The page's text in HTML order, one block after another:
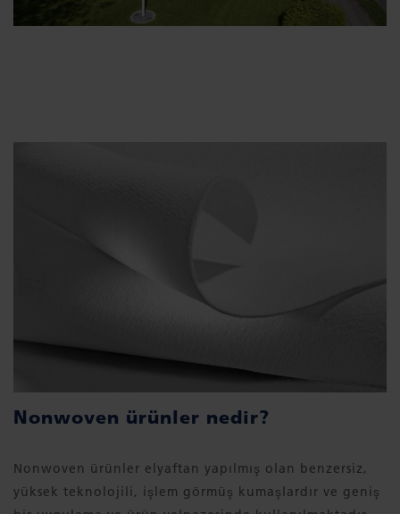
Nonwoven ürünler nedir?
Nonwoven ürünler elyaftan yapılmış olan benzersiz,
yüksek teknolojili, işlem görmüş kumaşlardır ve geniş